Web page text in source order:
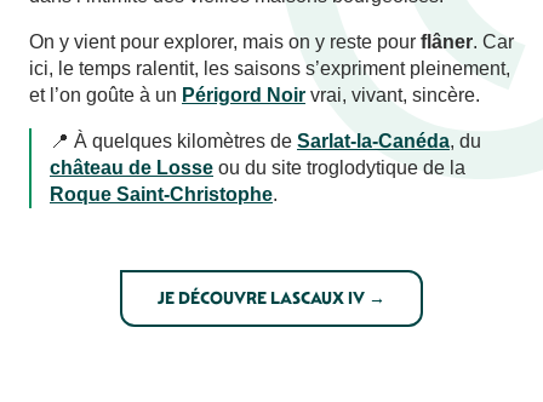
On y vient pour explorer, mais on y reste pour flâner. Car
ici, le temps ralentit, les saisons s’expriment pleinement,
et l’on goûte à un Périgord Noir vrai, vivant, sincère.
📍 À quelques kilomètres de Sarlat-la-Canéda, du
château de Losse ou du site troglodytique de la
Roque Saint-Christophe.
JE DÉCOUVRE LASCAUX IV →